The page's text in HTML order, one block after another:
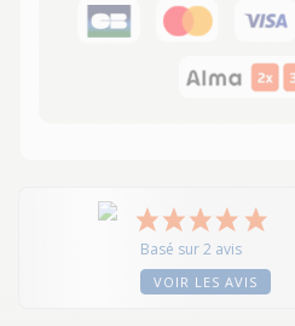
Basé sur 2 avis
VOIR LES AVIS